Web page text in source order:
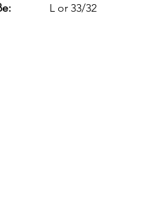
L or 33/32